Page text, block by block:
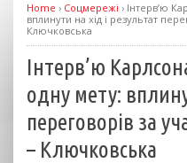
Home › Соцмережі › Інтерв’ю
вплинути на хід і результат
Ключковська
Інтерв’ю
одну мету:
переговорів за
– Ключковська